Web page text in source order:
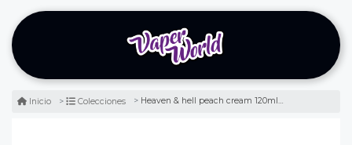
Inicio Colecciones Heaven & hell peach cream 120ml - batido de durazno